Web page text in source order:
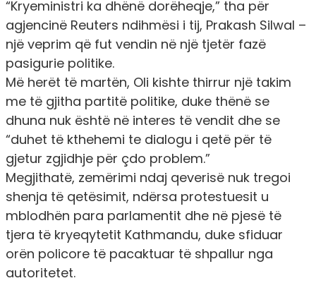
“Kryeministri ka dhënë dorëheqje,” tha për
agjencinë Reuters ndihmësi i tij, Prakash Silwal –
një veprim që fut vendin në një tjetër fazë
pasigurie politike.
Më herët të martën, Oli kishte thirrur një takim
me të gjitha partitë politike, duke thënë se
dhuna nuk është në interes të vendit dhe se
“duhet të kthehemi te dialogu i qetë për të
gjetur zgjidhje për çdo problem.”
Megjithatë, zemërimi ndaj qeverisë nuk tregoi
shenja të qetësimit, ndërsa protestuesit u
mblodhën para parlamentit dhe në pjesë të
tjera të kryeqytetit Kathmandu, duke sfiduar
orën policore të pacaktuar të shpallur nga
autoritetet.